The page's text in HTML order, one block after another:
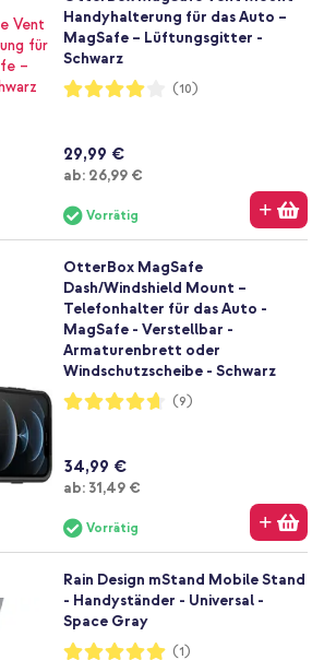
Handyhalterung für das Auto –
MagSafe – Lüftungsgitter -
Schwarz
Bewertung:
80%
(10)
29,99 €
ab: Ab
26,99 €
Vorrätig
OtterBox MagSafe
Dash/Windshield Mount –
Telefonhalter für das Auto -
MagSafe - Verstellbar -
Armaturenbrett oder
Windschutzscheibe - Schwarz
Bewertung:
93%
(9)
34,99 €
ab: Ab
31,49 €
Vorrätig
Rain Design mStand Mobile Stand
- Handyständer - Universal -
Space Gray
Bewertung:
(1)